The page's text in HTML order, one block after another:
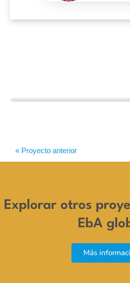
« Proyecto anterior
Explorar otros
EbA
Más